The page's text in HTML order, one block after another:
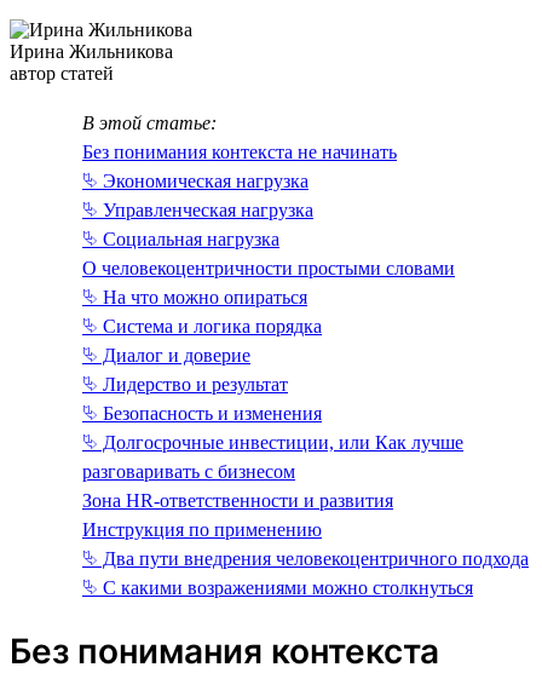
Ирина Жильникова
автор статей
В этой статье:
Без понимания контекста не начинать
⮱ Экономическая нагрузка
⮱ Управленческая нагрузка
⮱ Социальная нагрузка
О человекоцентричности простыми словами
⮱ На что можно опираться
⮱ Система и логика порядка
⮱ Диалог и доверие
⮱ Лидерство и результат
⮱ Безопасность и изменения
⮱ Долгосрочные инвестиции, или Как лучше
разговаривать с бизнесом
Зона HR-ответственности и развития
Инструкция по применению
⮱ Два пути внедрения человекоцентричного подхода
⮱ С какими возражениями можно столкнуться
Без понимания контекста